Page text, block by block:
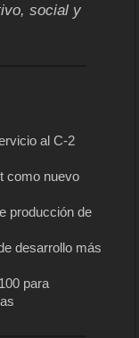
social y
al C-2
como nuevo
producción de
desarrollo más
para